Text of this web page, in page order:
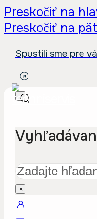
Preskočiť na
Preskočiť na
Spustili sme pre
Hľadať
×